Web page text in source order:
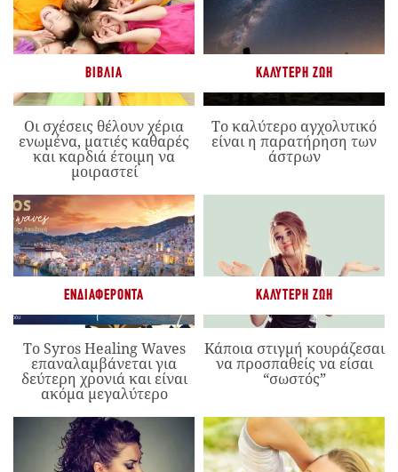
ΒΙΒΛΊΑ
Οι σχέσεις θέλουν χέρια
ενωμένα, ματιές καθαρές
και καρδιά έτοιμη να
μοιραστεί
ΚΑΛΎΤΕΡΗ ΖΩΉ
Το καλύτερο αγχολυτικό
είναι η παρατήρηση των
άστρων
ΕΝΔΙΑΦΈΡΟΝΤΑ
Το Syros Healing Waves
επαναλαμβάνεται για
δεύτερη χρονιά και είναι
ακόμα μεγαλύτερο
ΚΑΛΎΤΕΡΗ ΖΩΉ
Κάποια στιγμή κουράζεσαι
να προσπαθείς να είσαι
“σωστός”